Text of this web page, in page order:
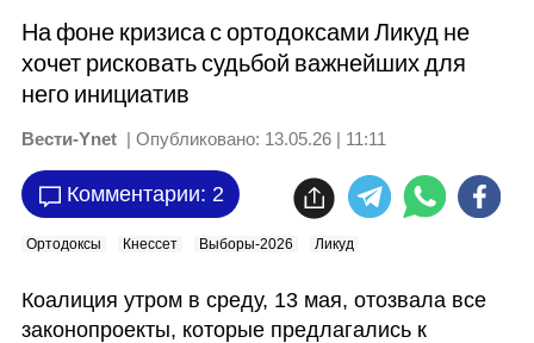
На фоне кризиса с ортодоксами Ликуд не
хочет рисковать судьбой важнейших для
него инициатив
Вести-Ynet | Опубликовано: 13.05.26 | 11:11
Комментарии: 2
Ортодоксы Кнессет Выборы-2026 Ликуд
Коалиция утром в среду, 13 мая, отозвала все
законопроекты, которые предлагались к